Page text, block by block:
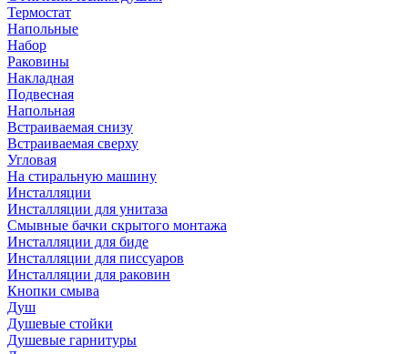
Термостат
Напольные
Набор
Раковины
Накладная
Подвесная
Напольная
Встраиваемая снизу
Встраиваемая сверху
Угловая
На стиральную машину
Инсталляции
Инсталляции для унитаза
Смывные бачки скрытого монтажа
Инсталляции для биде
Инсталляции для писсуаров
Инсталляции для раковин
Кнопки смыва
Душ
Душевые стойки
Душевые гарнитуры